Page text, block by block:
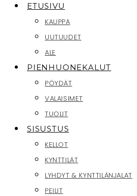
ETUSIVU
KAUPPA
UUTUUDET
ALE
PIENHUONEKALUT
PÖYDÄT
VALAISIMET
TUOLIT
SISUSTUS
KELLOT
KYNTTILÄT
LYHDYT & KYNTTILÄNJALAT
PEILIT